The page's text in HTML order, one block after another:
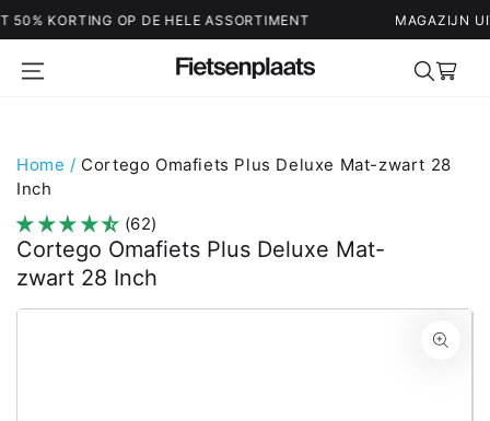
OP DE HELE ASSORTIMENT MAGAZIJN
Home / Cortego Omafiets Plus Deluxe Mat-zwart 28
Inch
(62)
Cortego Omafiets Plus Deluxe Mat-
zwart 28 Inch